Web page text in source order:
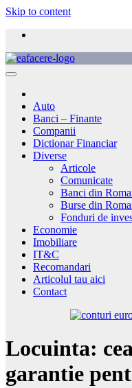
Skip to content
Auto
Banci – Finante
Companii
Dictionar Financiar
Diverse
Articole
Comunicate
Banci din
Burse din
Fonduri de
Economie
Imobiliare
IT&C
Recomandari
Articolul tau aici
Contact
Locuinta:
garantie